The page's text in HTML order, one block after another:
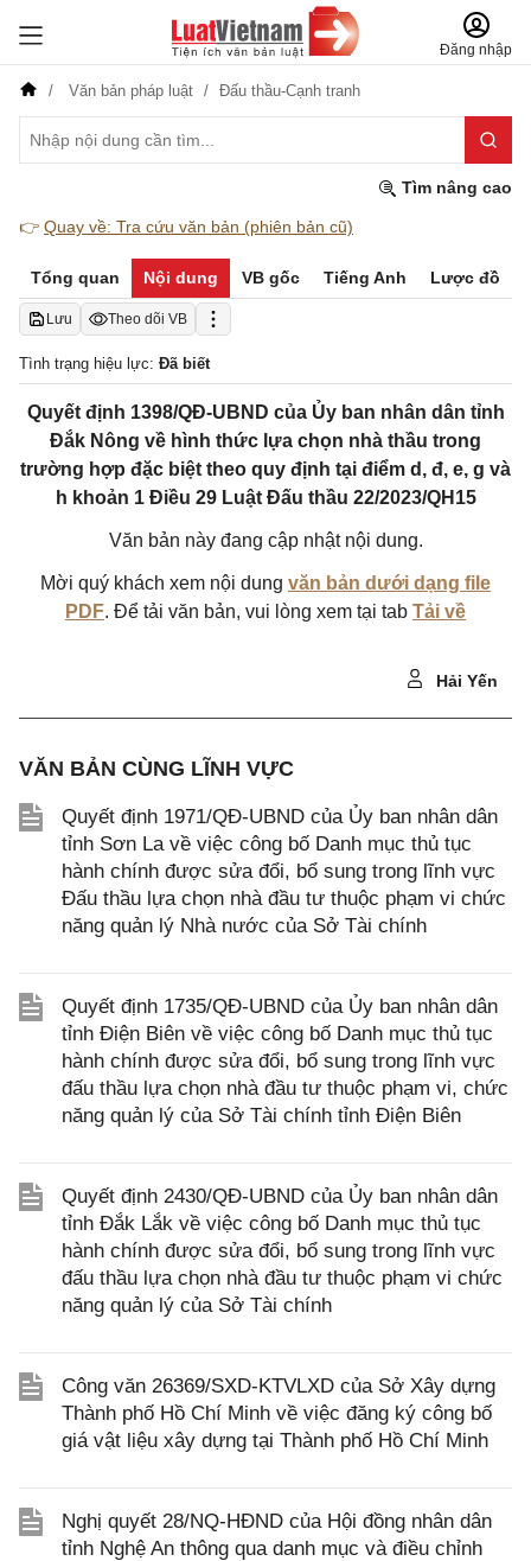
Đăng nhập
Văn bản pháp luật Đấu thầu-Cạnh tranh
Tìm nâng cao
👉 Quay về: Tra cứu văn bản (phiên bản cũ)
Tổng quan Nội dung VB gốc Tiếng Anh Lược đồ
Lưu Theo dõi VB
Tình trạng hiệu lực: Đã biết
Quyết định 1398/QĐ-UBND của Ủy ban nhân dân tỉnh
Đắk Nông về hình thức lựa chọn nhà thầu trong
trường hợp đặc biệt theo quy định tại điểm d, đ, e, g và
h khoản 1 Điều 29 Luật Đấu thầu 22/2023/QH15
Văn bản này đang cập nhật nội dung.
Mời quý khách xem nội dung văn bản dưới dạng file
PDF. Để tải văn bản, vui lòng xem tại tab Tải về
Hải Yến
VĂN BẢN CÙNG LĨNH VỰC
Quyết định 1971/QĐ-UBND của Ủy ban nhân dân
tỉnh Sơn La về việc công bố Danh mục thủ tục
hành chính được sửa đổi, bổ sung trong lĩnh vực
Đấu thầu lựa chọn nhà đầu tư thuộc phạm vi chức
năng quản lý Nhà nước của Sở Tài chính
Quyết định 1735/QĐ-UBND của Ủy ban nhân dân
tỉnh Điện Biên về việc công bố Danh mục thủ tục
hành chính được sửa đổi, bổ sung trong lĩnh vực
đấu thầu lựa chọn nhà đầu tư thuộc phạm vi, chức
năng quản lý của Sở Tài chính tỉnh Điện Biên
Quyết định 2430/QĐ-UBND của Ủy ban nhân dân
tỉnh Đắk Lắk về việc công bố Danh mục thủ tục
hành chính được sửa đổi, bổ sung trong lĩnh vực
đấu thầu lựa chọn nhà đầu tư thuộc phạm vi chức
năng quản lý của Sở Tài chính
Công văn 26369/SXD-KTVLXD của Sở Xây dựng
Thành phố Hồ Chí Minh về việc đăng ký công bố
giá vật liệu xây dựng tại Thành phố Hồ Chí Minh
Nghị quyết 28/NQ-HĐND của Hội đồng nhân dân
tỉnh Nghệ An thông qua danh mục và điều chỉnh